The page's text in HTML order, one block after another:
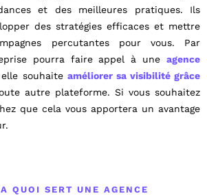
et des meilleures pratiques. Ils
des stratégies efficaces et mettre
percutantes pour vous. Par
pourra faire appel à une agence
souhaite améliorer sa visibilité grâce
autre plateforme. Si vous souhaitez
que cela vous apportera un avantage
A QUOI SERT UNE AGENCE